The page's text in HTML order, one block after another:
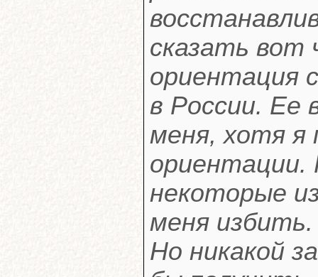
сказать вот
ориентация
в России. Ее
меня, хотя я
ориентации.
некоторые
меня
Но никакой